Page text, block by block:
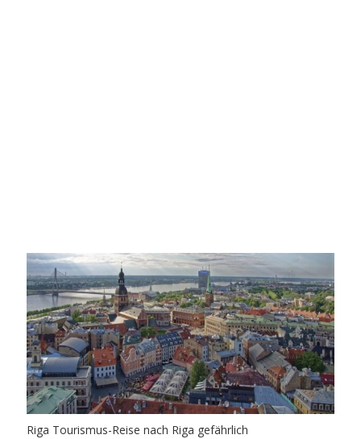
Riga Tourismus-Reise nach Riga gefährlich